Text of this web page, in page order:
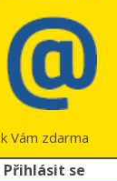
k Vám zdarma
Přihlásit se